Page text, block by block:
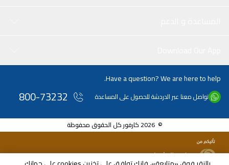
Have a question? We are here to help.
تواصل معنا عبر الدردشة للحصول على المساعدة 800-73232
© 2026 كارفور كل الحقوق محفوظة